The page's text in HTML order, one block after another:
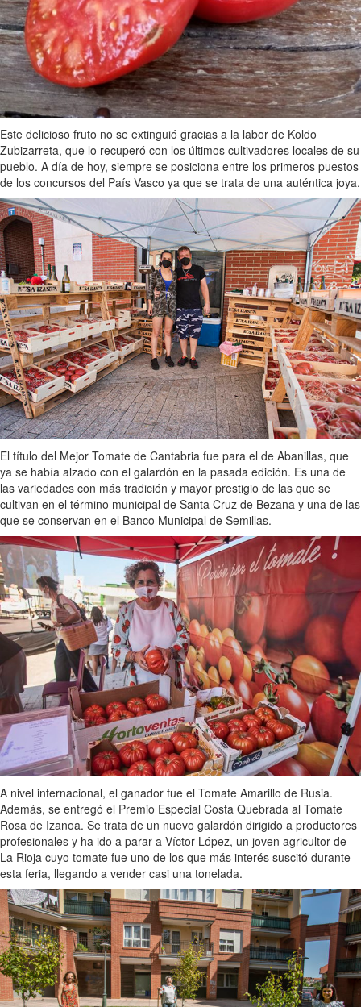
Este delicioso fruto no se extinguió gracias a la labor de Koldo
Zubizarreta, que lo recuperó con los últimos cultivadores locales de su
pueblo. A día de hoy, siempre se posiciona entre los primeros puestos
de los concursos del País Vasco ya que se trata de una auténtica joya.
El título del Mejor Tomate de Cantabria fue para el de Abanillas, que
ya se había alzado con el galardón en la pasada edición. Es una de
las variedades con más tradición y mayor prestigio de las que se
cultivan en el término municipal de Santa Cruz de Bezana y una de las
que se conservan en el Banco Municipal de Semillas.
A nivel internacional, el ganador fue el Tomate Amarillo de Rusia.
Además, se entregó el Premio Especial Costa Quebrada al Tomate
Rosa de Izanoa. Se trata de un nuevo galardón dirigido a productores
profesionales y ha ido a parar a Víctor López, un joven agricultor de
La Rioja cuyo tomate fue uno de los que más interés suscitó durante
esta feria, llegando a vender casi una tonelada.